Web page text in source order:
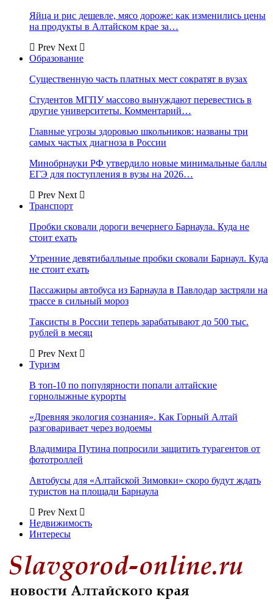
Яйца и рис дешевле, мясо дороже: как изменились цены
на продукты в Алтайском крае за…
Prev Next
Образование
Существенную часть платных мест сократят в вузах
Студентов МГПУ массово вынуждают перевестись в
другие университеты. Комментарий…
Главные угрозы здоровью школьников: названы три
самых частых диагноза в России
Минобрнауки РФ утвердило новые минимальные баллы
ЕГЭ для поступления в вузы на 2026…
Prev Next
Транспорт
Пробки сковали дороги вечернего Барнаула. Куда не
стоит ехать
Утренние девятибалльные пробки сковали Барнаул. Куда
не стоит ехать
Пассажиры автобуса из Барнаула в Павлодар застряли на
трассе в сильный мороз
Таксисты в России теперь зарабатывают до 500 тыс.
рублей в месяц
Prev Next
Туризм
В топ-10 по популярности попали алтайские
горнолыжные курорты
«Древняя экология сознания». Как Горный Алтай
разговаривает через водоемы
Владимира Путина попросили защитить турагентов от
фототроллей
Автобусы для «Алтайской Зимовки» скоро будут ждать
туристов на площади Барнаула
Prev Next
Недвижимость
Интересы